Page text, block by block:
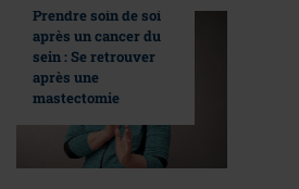
Prendre soin de soi
après un cancer du
sein : Se retrouver
après une
mastectomie